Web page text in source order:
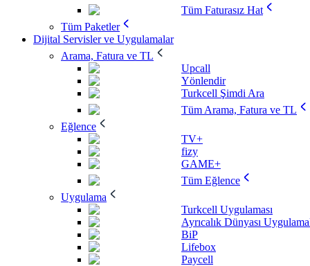
Tüm Faturasız Hat
Tüm Paketler
Dijital Servisler ve Uygulamalar
Arama, Fatura ve TL
Upcall
Yönlendir
Turkcell Şimdi Ara
Tüm Arama, Fatura ve TL
Eğlence
TV+
fizy
GAME+
Tüm Eğlence
Uygulama
Turkcell Uygulaması
Ayrıcalık Dünyası
BiP
Lifebox
Paycell